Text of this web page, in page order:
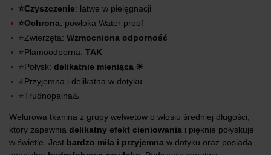
⭐Czyszczenie: łatwe w pielęgnacji
⭐Ochrona: powłoka Water proof
⭐Zwierzęta: Wzmocniona odporność
⭐Plamoodporna: TAK
⭐Połysk: delikatnie mieniąca ✳️
⭐Przyjemna i delikatna w dotyku
⭐Trudnopalna♨️
Welurowa tkanina z grupy welwetów o włosiu średniej długości,
który zapewnia delikatny efekt cieniowania i pięknie połyskuje
w świetle. Jest bardzo miła i przyjemna w dotyku oraz posiada